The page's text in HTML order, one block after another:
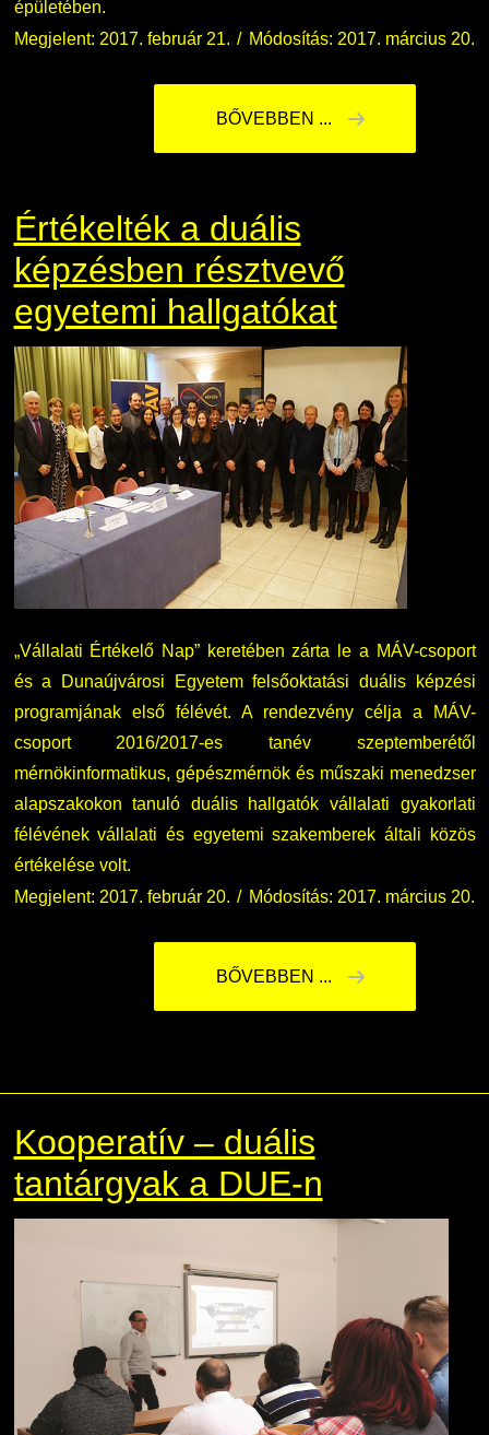
épületében.
Megjelent: 2017. február 21.
Módosítás: 2017. március 20.
BŐVEBBEN ...
Értékelték a duális
képzésben résztvevő
egyetemi hallgatókat
„Vállalati Értékelő Nap” keretében zárta le a MÁV-csoport
és a Dunaújvárosi Egyetem felsőoktatási duális képzési
programjának első félévét. A rendezvény célja a MÁV-
csoport 2016/2017-es tanév szeptemberétől
mérnökinformatikus, gépészmérnök és műszaki menedzser
alapszakokon tanuló duális hallgatók vállalati gyakorlati
félévének vállalati és egyetemi szakemberek általi közös
értékelése volt.
Megjelent: 2017. február 20.
Módosítás: 2017. március 20.
BŐVEBBEN ...
Kooperatív – duális
tantárgyak a DUE-n